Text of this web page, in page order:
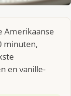
Amerikaanse
minuten,
en vanille-